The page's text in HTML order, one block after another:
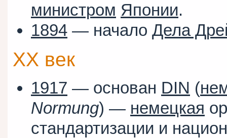
министром Японии.
1894 — начало Дела
XX век
1917 — основан DIN (
Normung) — немецкая
стандартизации и